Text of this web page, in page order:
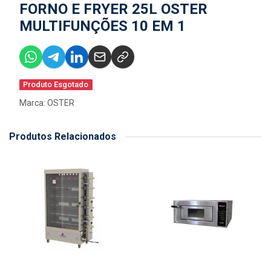
FORNO E FRYER 25L OSTER
MULTIFUNÇÕES 10 EM 1
Produto Esgotado
Marca: OSTER
Produtos Relacionados